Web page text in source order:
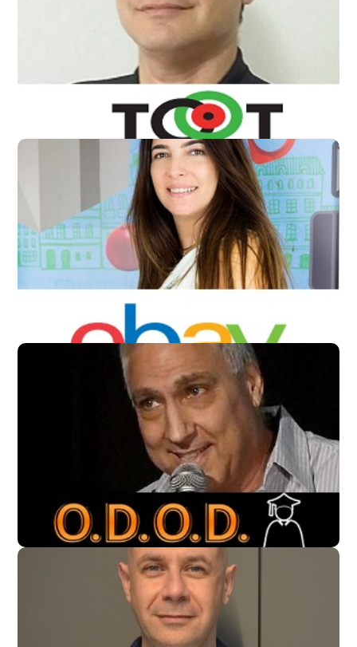
אביעד עדן
מאמן עסקי בכיר בחברת תו"ת
עדי סיצוק
מנהלת חווית עובד, ebay
נעם שרי
סמנכ"ל תוכן ODOD